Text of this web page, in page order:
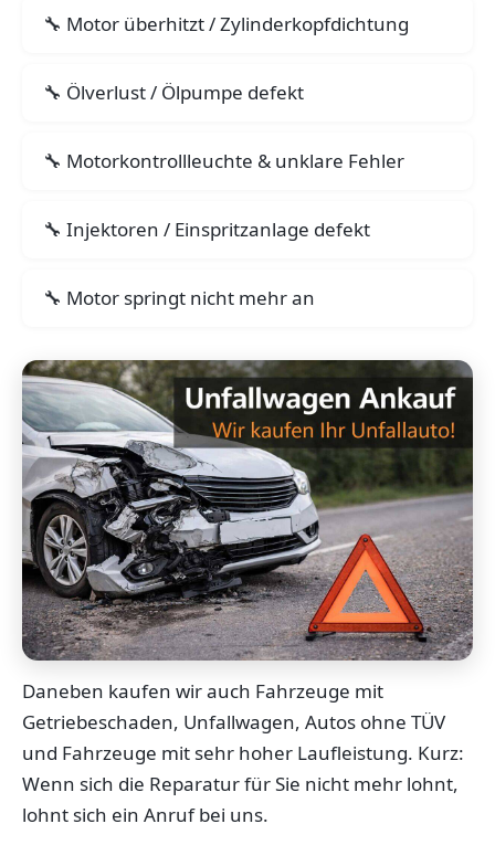
Motor überhitzt / Zylinderkopfdichtung
Ölverlust / Ölpumpe defekt
Motorkontrollleuchte & unklare Fehler
Injektoren / Einspritzanlage defekt
Motor springt nicht mehr an
Daneben kaufen wir auch Fahrzeuge mit
Getriebeschaden, Unfallwagen, Autos ohne TÜV
und Fahrzeuge mit sehr hoher Laufleistung. Kurz:
Wenn sich die Reparatur für Sie nicht mehr lohnt,
lohnt sich ein Anruf bei uns.